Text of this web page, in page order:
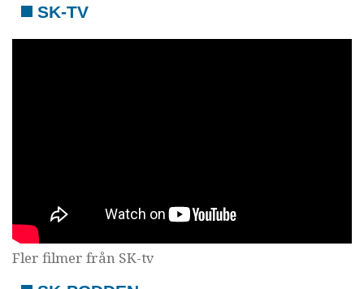
SK-TV
Fler filmer från SK-tv